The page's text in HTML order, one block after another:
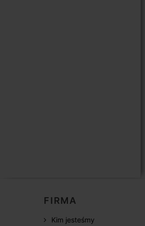
FIRMA
Kim jesteśmy